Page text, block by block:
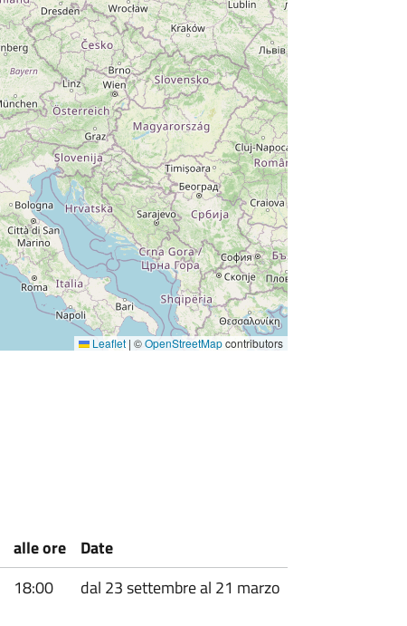
Leaflet | ©OpenStreetMapcontributors
alle ore
Date
18:00 dal 23 settembre al 21 marzo